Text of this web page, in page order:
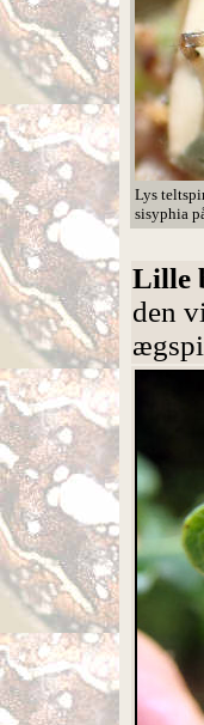
Lys
sisyphia
Lille
den